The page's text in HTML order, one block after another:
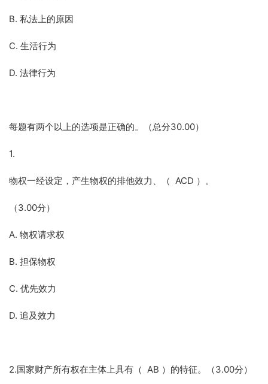
B. 私法上的原因
C. 生活行为
D. 法律行为
每题有两个以上的选项是正确的。（总分30.00）
1.
物权一经设定，产生物权的排他效力、（ ACD ）。
（3.00分）
A. 物权请求权
B. 担保物权
C. 优先效力
D. 追及效力
2.国家财产所有权在主体上具有（ AB ）的特征。（3.00分）